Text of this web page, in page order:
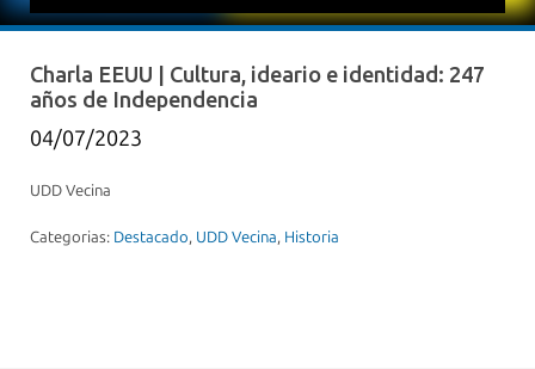
Charla EEUU | Cultura, ideario e identidad: 247
años de Independencia
04/07/2023
UDD Vecina
Categorias: Destacado, UDD Vecina, Historia